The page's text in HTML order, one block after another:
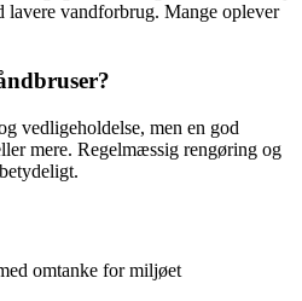
vandforbrug. Mange oplever
vedligeholdelse, men en god
mere. Regelmæssig rengøring og
omtanke for miljøet